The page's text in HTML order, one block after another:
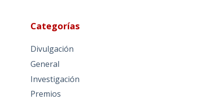
Categorías
Divulgación
General
Investigación
Premios